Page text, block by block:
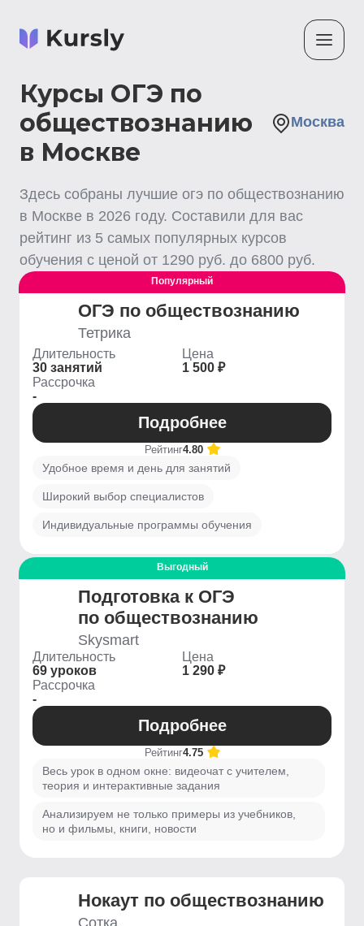
Курсы ОГЭ по
обществознанию
в Москве
Москва
Здесь собраны лучшие огэ по обществознанию
в Москве в 2026 году. Составили для вас
рейтинг из 5 самых популярных курсов
обучения с ценой от 1290 руб. до 6800 руб.
Популярный
ОГЭ по обществознанию
Тетрика
Длительность
30 занятий
Цена
1 500 ₽
Рассрочка
-
Подробнее
Рейтинг4.80
Удобное время и день для занятий
Широкий выбор специалистов
Индивидуальные программы обучения
Выгодный
Подготовка к ОГЭ
по обществознанию
Skysmart
Длительность
69 уроков
Цена
1 290 ₽
Рассрочка
-
Подробнее
Рейтинг4.75
Весь урок в одном окне: видеочат с учителем,
теория и интерактивные задания
Анализируем не только примеры из учебников,
но и фильмы, книги, новости
Нокаут по обществознанию
Сотка